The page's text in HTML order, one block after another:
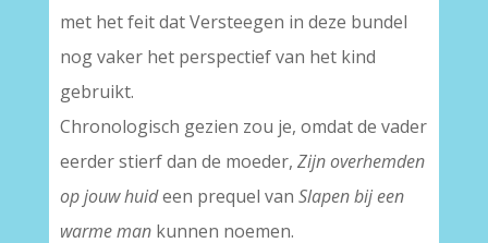
met het feit dat Versteegen in deze bundel
nog vaker het perspectief van het kind
gebruikt.
Chronologisch gezien zou je, omdat de vader
eerder stierf dan de moeder, Zijn overhemden
op jouw huideen prequel van Slapen bij een
warme mankunnen noemen.